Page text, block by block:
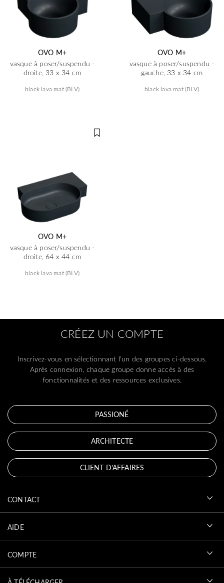
OVO M+
vasque à poser/suspendu -
droite, 33 x 34 cm
black lava mat (BLV)
OVO M+
vasque à poser/suspendu -
gauche, 33 x 34 cm
black lava mat (BLV)
OVO M+
vasque à poser/suspendu -
droite, 64 x 44 cm
black lava mat (BLV)
CRÉEZ UN COMPTE
Inscrivez-vous en sélectionnant l'un des groupes ci-dessous.
Après connexion, chaque groupe donne accès à des
fonctionnalités et des ressources exclusives.
PASSIONÉ
ARCHITECTE
CLIENT D’AFFAIRES
CONTACT
AIDE
COMPTE